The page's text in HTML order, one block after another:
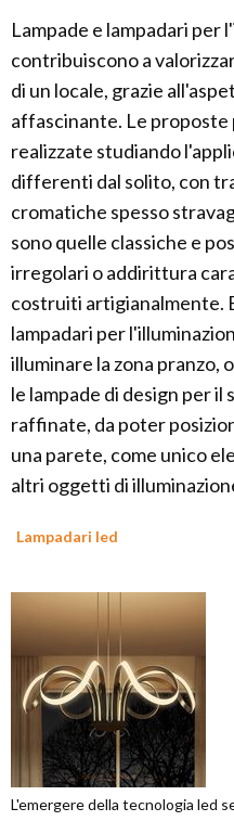
Lampade e lampadari per
contribuiscono a
di un locale, grazie
affascinante. Le
realizzate studiando
differenti dal solito, con
cromatiche spesso
sono quelle classiche e
irregolari o addirittura
costruiti artigianalmente.
lampadari per
illuminare la zona pranzo,
le lampade di design per
raffinate, da poter
una parete, come unico
altri oggetti di
Lampadari led
L'emergere della tecnologia led